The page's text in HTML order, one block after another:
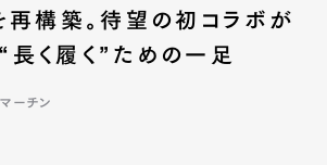
再構築。待望の初コラボが
長く履く”ための一足
ーチン